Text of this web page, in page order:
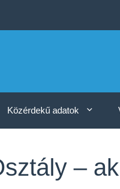
Közérdekű adatok
–